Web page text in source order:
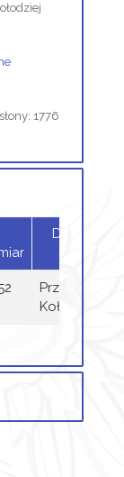
1776
Dodany
Przemysław
Kołodziej